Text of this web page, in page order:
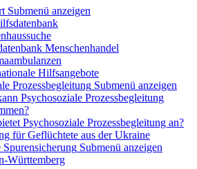
Submenü anzeigen
Menschenhandel
Hilfsangebote
Prozessbegleitung Submenü anzeigen
Psychosoziale Prozessbegleitung
Psychosoziale Prozessbegleitung an?
für Geflüchtete aus der Ukraine
Submenü anzeigen
Württemberg